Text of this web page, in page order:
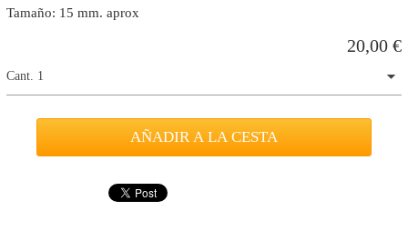
Tamaño: 15 mm. aprox
20,00 €
Cant. 1